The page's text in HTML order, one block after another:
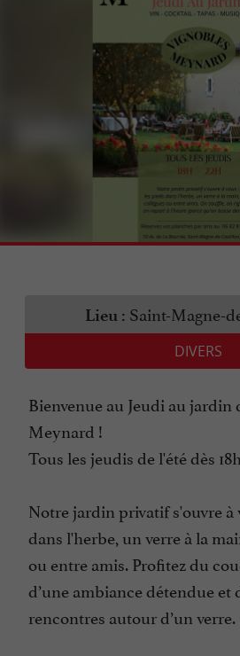
Lieu : Saint-Magne-
DIVERS
Bienvenue au Jeudi au jardin
Meynard !
Tous les jeudis de l'été dès
Notre jardin privatif s'ouvre à
dans l'herbe, un verre à la
ou entre amis. Profitez du
d’une ambiance détendue et
rencontres autour d’un verre.